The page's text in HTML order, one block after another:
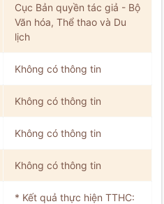
Cục Bản quyền tác giả - Bộ
Văn hóa, Thể thao và Du
lịch
Không có thông tin
Không có thông tin
Không có thông tin
Không có thông tin
* Kết quả thực hiện TTHC: